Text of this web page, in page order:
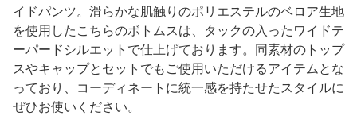
イドパンツ。滑らかな肌触りのポリエステルのベロア生地
を使用したこちらのボトムスは、タックの入ったワイドテ
ーパードシルエットで仕上げております。同素材のトップ
スやキャップとセットでもご使用いただけるアイテムとな
っており、コーディネートに統一感を持たせたスタイルに
ぜひお使いください。